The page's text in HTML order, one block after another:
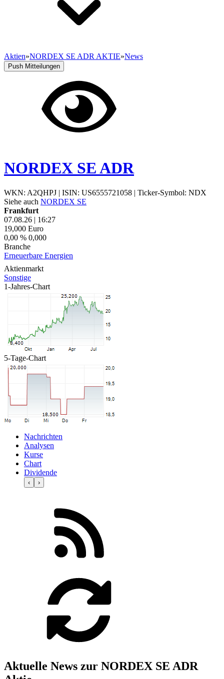
Aktien»NORDEX SE ADR AKTIE»News
Push Mitteilungen
NORDEX SE ADR
WKN: A2QHPJ | ISIN: US6555721058 | Ticker-Symbol: NDX
Siehe auch NORDEX SE
Frankfurt
07.08.26 | 16:27
19,000 Euro
0,00 % 0,000
Branche
Erneuerbare Energien
Aktienmarkt
Sonstige
1-Jahres-Chart
5-Tage-Chart
Nachrichten
Analysen
Kurse
Chart
Dividende
‹ ›
Aktuelle News zur NORDEX SE ADR